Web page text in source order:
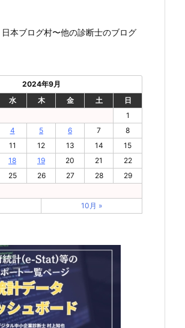
日本ブログ村〜他の診断士のブログ
2024年9月
水 木 金 土
日
1
4 5 6 7
8
11 12 13 14
15
18 19 20 21
22
25 26 27 28
29
10月 »